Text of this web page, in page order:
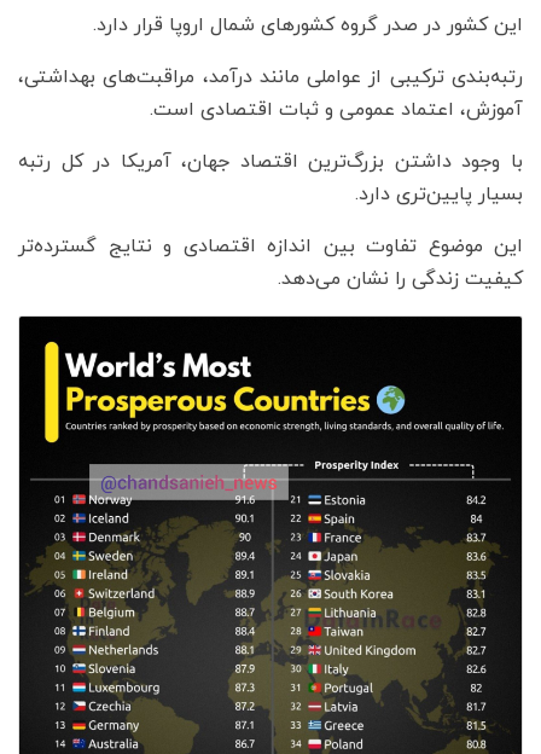
این کشور در صدر گروه کشورهای شمال اروپا قرار دارد.
رتبه‌بندی ترکیبی از عواملی مانند درآمد، مراقبت‌های بهداشتی،
آموزش، اعتماد عمومی و ثبات اقتصادی است.
با وجود داشتن بزرگ‌ترین اقتصاد جهان، آمریکا در کل رتبه
بسیار پایین‌تری دارد.
این موضوع تفاوت بین اندازه اقتصادی و نتایج گسترده‌تر
کیفیت زندگی را نشان می‌دهد.